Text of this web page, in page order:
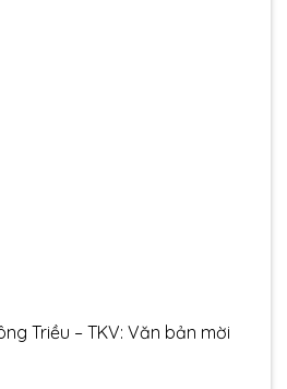
Triều – TKV: Văn bản mời